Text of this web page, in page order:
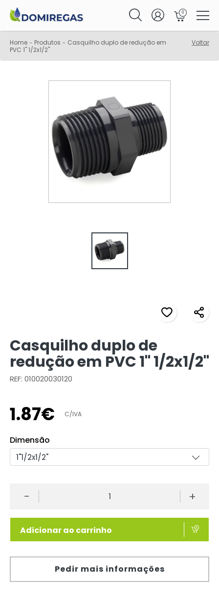
0
Home - Produtos - Casquilho duplo de redução em
PVC 1" 1/2x1/2"
Voltar
Casquilho duplo de
redução em PVC 1" 1/2x1/2"
REF: 010020030120
1.87€ C/IVA
Dimensão
- +
Adicionar ao carrinho
Pedir mais informações